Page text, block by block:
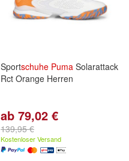
Sportschuhe Puma Solarattack
Rct Orange Herren
ab 79,02 €
139,95 €
Kostenloser Versand